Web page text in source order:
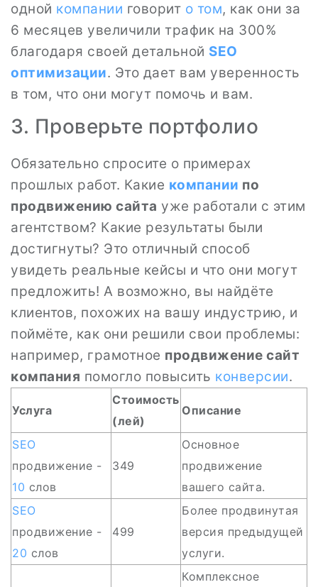
одной компании говорит о том, как они за
6 месяцев увеличили трафик на 300%
благодаря своей детальной SEO
оптимизации. Это дает вам уверенность
в том, что они могут помочь и вам.
3. Проверьте портфолио
Обязательно спросите о примерах
прошлых работ. Какие компании по
продвижению сайта уже работали с этим
агентством? Какие результаты были
достигнуты? Это отличный способ
увидеть реальные кейсы и что они могут
предложить! А возможно, вы найдёте
клиентов, похожих на вашу индустрию, и
поймёте, как они решили свои проблемы:
например, грамотное продвижение сайт
компания помогло повысить конверсии.
Услуга
Стоимость
(лей)
Описание
SEO
продвижение -
10 слов
349
Основное
продвижение
вашего сайта.
SEO
продвижение -
20 слов
499
Более продвинутая
версия предыдущей
услуги.
Комплексное